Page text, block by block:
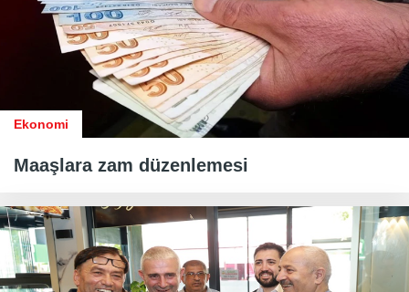
Ekonomi
Maaşlara zam düzenlemesi